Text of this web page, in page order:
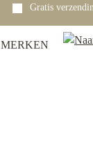
Gratis
MERKEN